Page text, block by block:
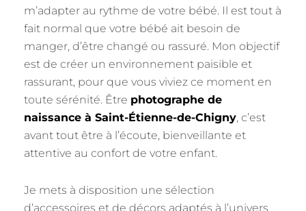
m’adapter au rythme de votre bébé. Il est tout à
fait normal que votre bébé ait besoin de
manger, d’être changé ou rassuré. Mon objectif
est de créer un environnement paisible et
rassurant, pour que vous viviez ce moment en
toute sérénité. Être photographe de
naissance à Saint-Étienne-de-Chigny, c’est
avant tout être à l’écoute, bienveillante et
attentive au confort de votre enfant.
Je mets à disposition une sélection
d’accessoires et de décors adaptés à l’univers